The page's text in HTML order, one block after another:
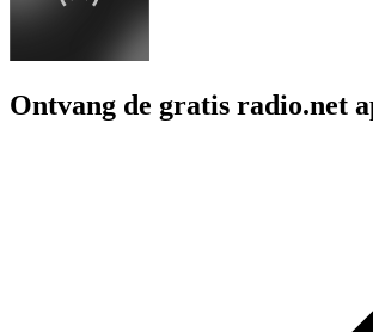
Ontvang de gratis radio.net